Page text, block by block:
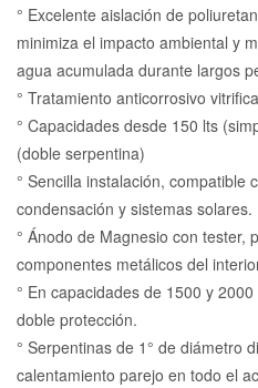
° Excelente aislación de
minimiza el impacto ambiental y
agua acumulada durante largos
° Tratamiento anticorrosivo
° Capacidades desde 150 lts
(doble serpentina)
° Sencilla instalación, compatible
condensación y sistemas solares.
° Ánodo de Magnesio con tester,
componentes metálicos del
° En capacidades de 1500 y
doble protección.
° Serpentinas de 1° de diámetro
calentamiento parejo en todo el